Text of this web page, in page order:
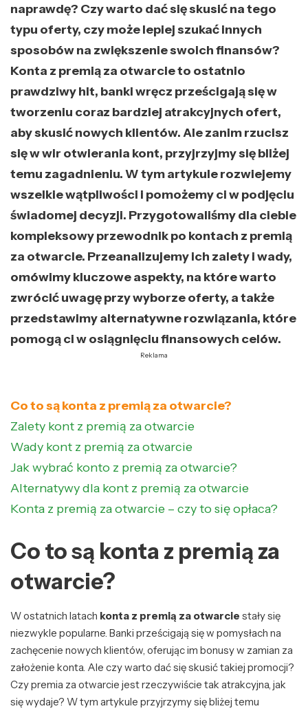
naprawdę? Czy warto dać się skusić na tego
typu oferty, czy może lepiej szukać innych
sposobów na zwiększenie swoich finansów?
Konta z premią za otwarcie to ostatnio
prawdziwy hit, banki wręcz prześcigają się w
tworzeniu coraz bardziej atrakcyjnych ofert,
aby skusić nowych klientów. Ale zanim rzucisz
się w wir otwierania kont, przyjrzyjmy się bliżej
temu zagadnieniu. W tym artykule rozwiejemy
wszelkie wątpliwości i pomożemy ci w podjęciu
świadomej decyzji. Przygotowaliśmy dla ciebie
kompleksowy przewodnik po kontach z premią
za otwarcie. Przeanalizujemy ich zalety i wady,
omówimy kluczowe aspekty, na które warto
zwrócić uwagę przy wyborze oferty, a także
przedstawimy alternatywne rozwiązania, które
pomogą ci w osiągnięciu finansowych celów.
Reklama
Co to są konta z premią za otwarcie?
Zalety kont z premią za otwarcie
Wady kont z premią za otwarcie
Jak wybrać konto z premią za otwarcie?
Alternatywy dla kont z premią za otwarcie
Konta z premią za otwarcie – czy to się opłaca?
Co to są konta z premią za
otwarcie?
W ostatnich latach konta z premią za otwarcie stały się
niezwykle popularne. Banki prześcigają się w pomysłach na
zachęcenie nowych klientów, oferując im bonusy w zamian za
założenie konta. Ale czy warto dać się skusić takiej promocji?
Czy premia za otwarcie jest rzeczywiście tak atrakcyjna, jak
się wydaje? W tym artykule przyjrzymy się bliżej temu